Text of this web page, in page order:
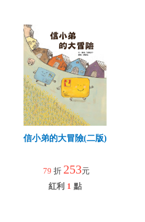
信小弟的大冒險(二版)
79 折 253元
紅利 1 點